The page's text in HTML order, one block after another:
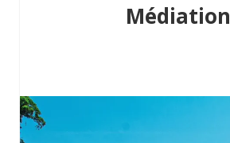
Médiation